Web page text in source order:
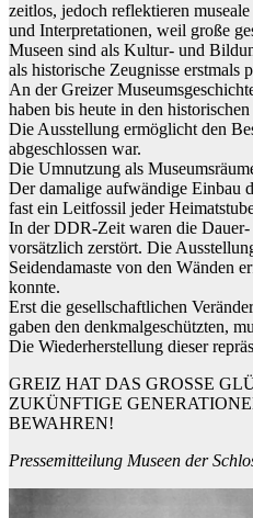
zeitlos, jedoch reflektieren
und Interpretationen, weil große
Museen sind als Kultur- und
als historische Zeugnisse erstmals
An der Greizer
haben bis heute in den
Die Ausstellung ermöglicht den
abgeschlossen war.
Die Umnutzung als
Der damalige aufwändige Einbau
fast ein Leitfossil jeder
In der DDR-Zeit waren die Dauer-
vorsätzlich zerstört. Die
Seidendamaste von den Wänden
konnte.
Erst die gesellschaftlichen
gaben den denkmalgeschützten,
Die Wiederherstellung dieser
GREIZ HAT DAS GROSSE
ZUKÜNFTIGE
BEWAHREN!
Pressemitteilung Museen der